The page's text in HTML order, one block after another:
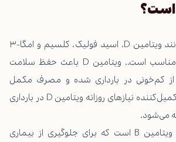
است؟
مصرف مکمل‌هایی مانند ویتامین D، اسید فولیک، کلسیم و امگا-۳
بسیار برای زن باردار مناسب است.. ویتامین D باعث حفظ سلامت
از کم‌خونی در بارداری شده و مصرف مکمل
ویتامین D به عنوان تکمیل‌کننده نیازهای روزانه ویتامین D در بارداری
می‌شود.
اسید فولیک یک نوع ویتامین B است که برای جلوگیری از بیماری